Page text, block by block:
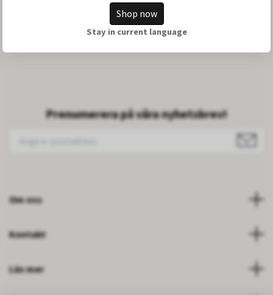
BioThane® nyckelring med
108.50 DKK
Prenumerera på våra nyhetsbrev!
Om oss
Kontakt
Läs mer
Shop now
Stay in current language